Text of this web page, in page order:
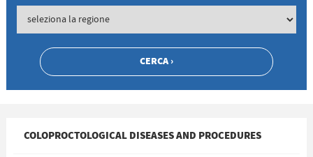
COLOPROCTOLOGICAL DISEASES AND PROCEDURES